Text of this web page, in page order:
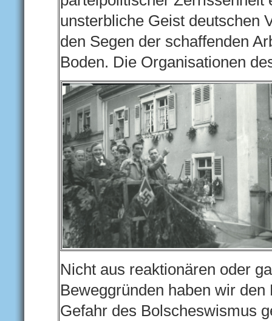
unsterbliche Geist deutschen
den Segen der schaffenden
Boden. Die Organisationen
Nicht aus reaktionären oder
Beweggründen haben wir
Gefahr des Bolscheswismus